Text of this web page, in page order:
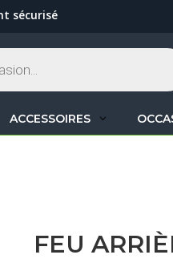
sécurisé
ACCESSOIRES
FEU